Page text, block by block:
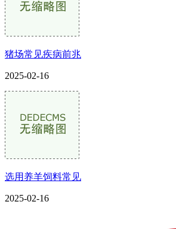
猪场常见疾病前兆
2025-02-16
选用养羊饲料常见
2025-02-16